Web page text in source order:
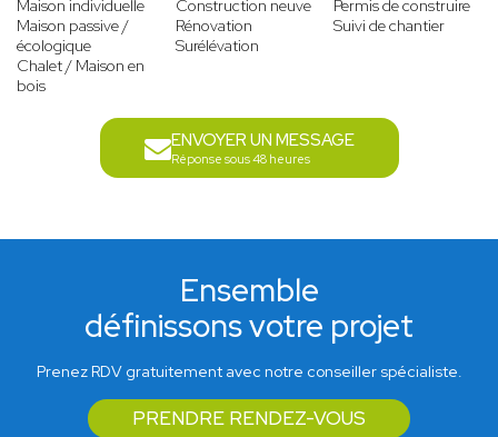
Maison individuelle
Maison passive /
écologique
Chalet / Maison en
bois
Construction neuve
Rénovation
Surélévation
Permis de construire
Suivi de chantier
ENVOYER UN MESSAGE
Réponse sous 48 heures
Ensemble
définissons votre projet
Prenez RDV gratuitement avec notre conseiller spécialiste.
PRENDRE RENDEZ-VOUS